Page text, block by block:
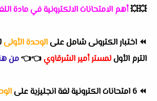
💥💥أهم الامتحانات الالكترونية في مادة
⏪ اختبار الكترونى شامل علىالوحدة الأولى
الترم الأوللمستر أمير الشرقاوي👈
👈من
⏪ 6 امتحانات الكترونية لغة انجليزية على